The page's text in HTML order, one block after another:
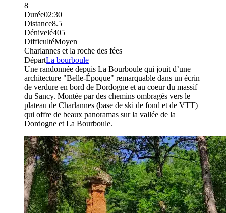
8
Durée02:30
Distance8.5
Dénivelé405
DifficultéMoyen
Charlannes et la roche des fées
DépartLa bourboule
Une randonnée depuis La Bourboule qui jouit d’une
architecture "Belle-Époque" remarquable dans un écrin
de verdure en bord de Dordogne et au coeur du massif
du Sancy. Montée par des chemins ombragés vers le
plateau de Charlannes (base de ski de fond et de VTT)
qui offre de beaux panoramas sur la vallée de la
Dordogne et La Bourboule.